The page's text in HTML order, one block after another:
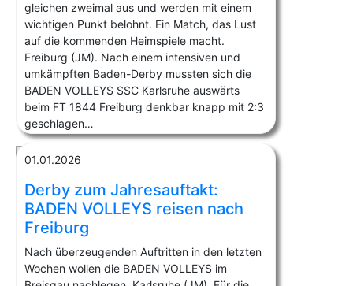
gleichen zweimal aus und werden mit einem
wichtigen Punkt belohnt. Ein Match, das Lust
auf die kommenden Heimspiele macht.
Freiburg (JM). Nach einem intensiven und
umkämpften Baden-Derby mussten sich die
BADEN VOLLEYS SSC Karlsruhe auswärts
beim FT 1844 Freiburg denkbar knapp mit 2:3
geschlagen…
01.01.2026
Derby zum Jahresauftakt:
BADEN VOLLEYS reisen nach
Freiburg
Nach überzeugenden Auftritten in den letzten
Wochen wollen die BADEN VOLLEYS im